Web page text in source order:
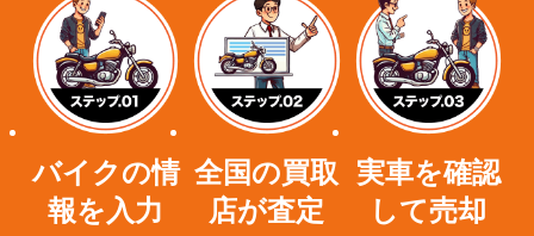
バイクの情
報を入力
全国の買取
店が査定
実車を確認
して売却